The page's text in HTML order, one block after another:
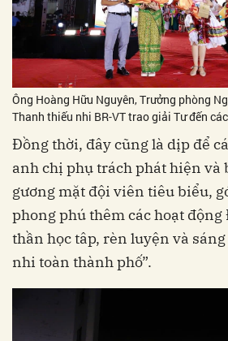
Ông Hoàng Hữu Nguyên, Trưởng phòng
Thanh thiếu nhi BR-VT trao giải Tư đến
Đồng thời, đây cũng là dịp để
anh chị phụ trách phát hiện và
gương mặt đội viên tiêu biểu,
phong phú thêm các hoạt
thần học tâp, rèn luyện và
nhi toàn thành phố”.